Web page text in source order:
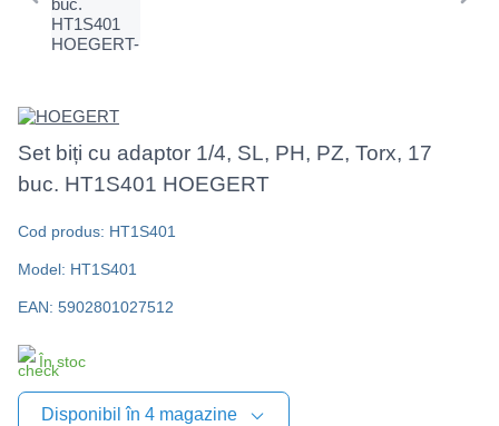
Set biți cu adaptor 1/4, SL, PH, PZ, Torx, 17
buc. HT1S401 HOEGERT
Cod produs: HT1S401
Model: HT1S401
EAN: 5902801027512
În stoc
Disponibil în 4 magazine